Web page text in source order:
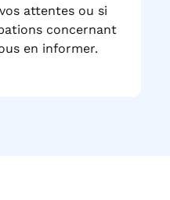
attentes ou si
concernant
en informer.